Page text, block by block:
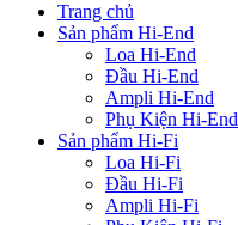
Trang chủ
Sản phẩm Hi-End
Loa Hi-End
Đầu Hi-End
Ampli Hi-End
Phụ Kiện Hi-End
Sản phẩm Hi-Fi
Loa Hi-Fi
Đầu Hi-Fi
Ampli Hi-Fi